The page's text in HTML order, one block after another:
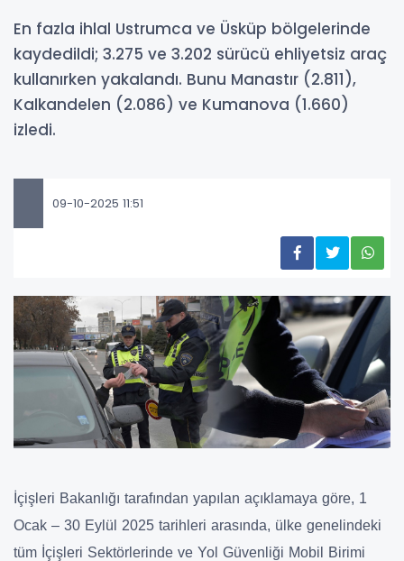
En fazla ihlal Ustrumca ve Üsküp bölgelerinde
kaydedildi; 3.275 ve 3.202 sürücü ehliyetsiz araç
kullanırken yakalandı. Bunu Manastır (2.811),
Kalkandelen (2.086) ve Kumanova (1.660)
izledi.
09-10-2025 11:51
İçişleri Bakanlığı tarafından yapılan açıklamaya göre, 1
Ocak – 30 Eylül 2025 tarihleri arasında, ülke genelindeki
tüm İçişleri Sektörlerinde ve Yol Güvenliği Mobil Birimi